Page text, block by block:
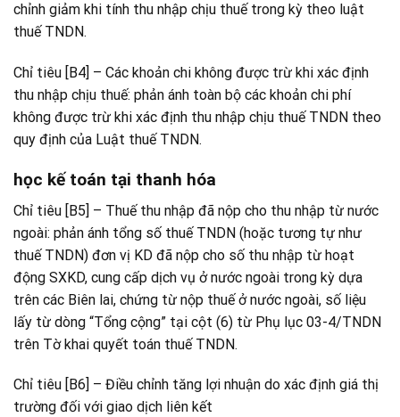
chỉnh giảm khi tính thu nhập chịu thuế trong kỳ theo luật
thuế TNDN.
Chỉ tiêu [B4] – Các khoản chi không được trừ khi xác định
thu nhập chịu thuế: phản ánh toàn bộ các khoản chi phí
không được trừ khi xác định thu nhập chịu thuế TNDN theo
quy định của Luật thuế TNDN.
học kế toán tại thanh hóa
Chỉ tiêu [B5] – Thuế thu nhập đã nộp cho thu nhập từ nước
ngoài: phản ánh tổng số thuế TNDN (hoặc tương tự như
thuế TNDN) đơn vị KD đã nộp cho số thu nhập từ hoạt
động SXKD, cung cấp dịch vụ ở nước ngoài trong kỳ dựa
trên các Biên lai, chứng từ nộp thuế ở nước ngoài, số liệu
lấy từ dòng “Tổng cộng” tại cột (6) từ Phụ lục 03-4/TNDN
trên Tờ khai quyết toán thuế TNDN.
Chỉ tiêu [B6] – Điều chỉnh tăng lợi nhuận do xác định giá thị
trường đối với giao dịch liên kết